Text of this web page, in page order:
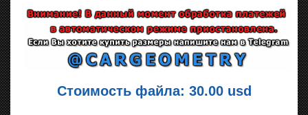
Стоимость файла: 30.00 usd